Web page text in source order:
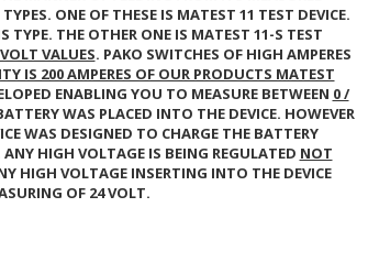
ONE OF THESE IS MATEST 11 TEST DEVICE.
TYPE. THE OTHER ONE IS MATEST 11-S TEST
VALUES. PAKO SWITCHES OF HIGH AMPERES
IS 200 AMPERES OF OUR PRODUCTS MATEST
ENABLING YOU TO MEASURE BETWEEN 0 /
WAS PLACED INTO THE DEVICE. HOWEVER
WAS DESIGNED TO CHARGE THE BATTERY
HIGH VOLTAGE IS BEING REGULATED NOT
HIGH VOLTAGE INSERTING INTO THE DEVICE
OF 24 VOLT.